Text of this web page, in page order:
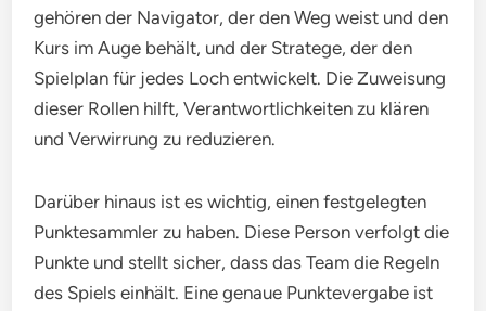
gehören der Navigator, der den Weg weist und den
Kurs im Auge behält, und der Stratege, der den
Spielplan für jedes Loch entwickelt. Die Zuweisung
dieser Rollen hilft, Verantwortlichkeiten zu klären
und Verwirrung zu reduzieren.
Darüber hinaus ist es wichtig, einen festgelegten
Punktesammler zu haben. Diese Person verfolgt die
Punkte und stellt sicher, dass das Team die Regeln
des Spiels einhält. Eine genaue Punktevergabe ist